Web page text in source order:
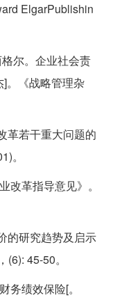
ElgarPublishin
尔。企业社会责
]。《战略管理杂
革若干重大问题的
。
改革指导意见》。
的研究趋势及启示
45-50。
务绩效保险[。